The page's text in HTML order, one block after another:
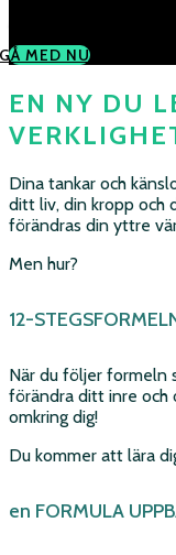
MED NU
EN NY DU
Dina tankar och
ditt liv, din kropp och
förändras din yttre
Men hur?
12-
När du följer formeln
förändra ditt inre och
omkring dig!
Du kommer att lära
en FORMULA